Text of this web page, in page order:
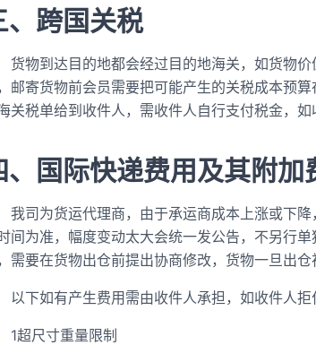
、跨国关税
货物到达目的地都会经过目的地海关，如货物
邮寄货物前会员需要把可能产生的关税成本预
关税单给到收件人，需收件人自行支付税金，如
、国际快递费用及其附加
我司为货运代理商，由于承运商成本上涨或下
间为准，幅度变动太大会统一发公告，不另行
需要在货物出仓前提出协商修改，货物一旦出仓
以下如有产生费用需由收件人承担，如收件人
1超尺寸重量限制